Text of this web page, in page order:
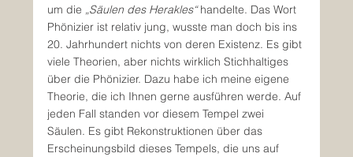
um die „Säulen des Herakles“ handelte. Das Wort
Phönizier ist relativ jung, wusste man doch bis ins
20. Jahrhundert nichts von deren Existenz. Es gibt
viele Theorien, aber nichts wirklich Stichhaltiges
über die Phönizier. Dazu habe ich meine eigene
Theorie, die ich Ihnen gerne ausführen werde. Auf
jeden Fall standen vor diesem Tempel zwei
Säulen. Es gibt Rekonstruktionen über das
Erscheinungsbild dieses Tempels, die uns auf